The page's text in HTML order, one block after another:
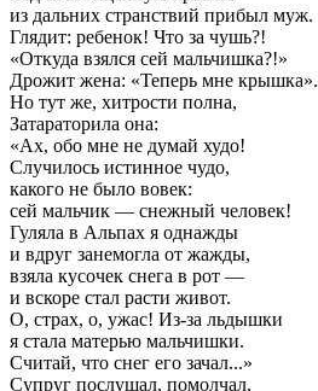
из дальних странствий прибыл муж.
Глядит: ребенок! Что за чушь?!
«Откуда взялся сей мальчишка?!»
Дрожит жена: «Теперь мне крышка».
Но тут же, хитрости полна,
Затараторила она:
«Ах, обо мне не думай худо!
Случилось истинное чудо,
какого не было вовек:
сей мальчик — снежный человек!
Гуляла в Альпах я однажды
и вдруг занемогла от жажды,
взяла кусочек снега в рот —
и вскоре стал расти живот.
О, страх, о, ужас! Из-за льдышки
я стала матерью мальчишки.
Считай, что снег его зачал...»
Супруг послушал, помолчал,